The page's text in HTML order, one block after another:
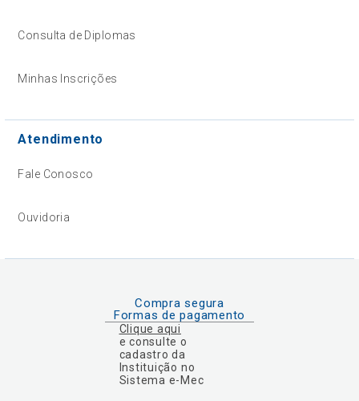
Consulta de Diplomas
Minhas Inscrições
Atendimento
Fale Conosco
Ouvidoria
Compra segura
Formas de pagamento
Clique aqui
e consulte o
cadastro da
Instituição no
Sistema e-Mec